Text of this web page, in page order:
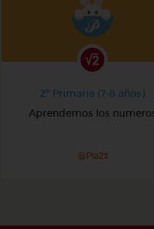
2º Primaria (7-8 años)
Aprendemos los numeros
@Pia23